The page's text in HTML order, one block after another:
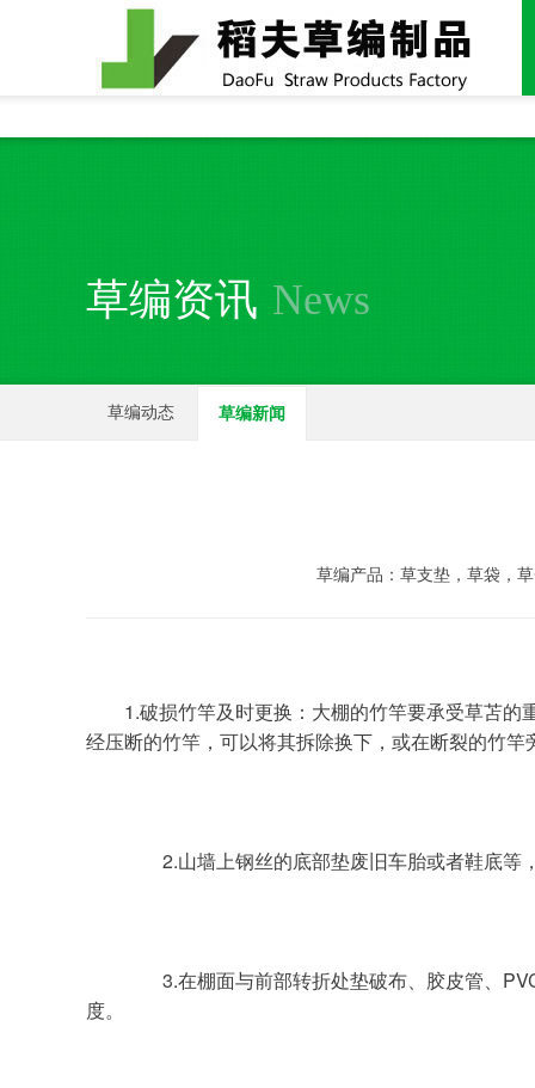
全国统一24小时销售电话：15937370357
草编资讯 News
草编动态 草编新闻
草编产品：草支垫，草袋，
经压断的竹竿，可以将其拆除换下，或在断裂的竹
　　2.山墙上钢丝的底部垫废旧车胎或者鞋底
度。